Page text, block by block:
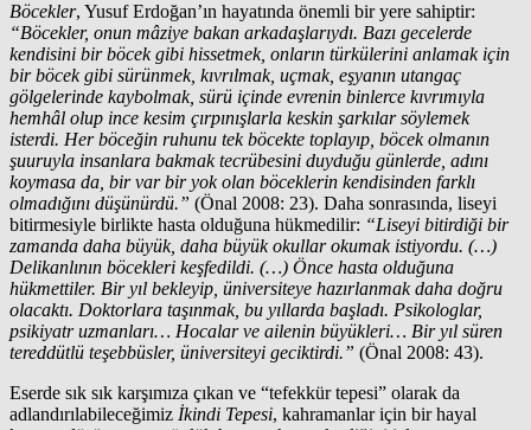
Böcekler, Yusuf Erdoğan’ın hayatında önemli bir yere sahiptir:
“Böcekler, onun mâziye bakan arkadaşlarıydı. Bazı gecelerde
kendisini bir böcek gibi hissetmek, onların türkülerini anlamak için
bir böcek gibi sürünmek, kıvrılmak, uçmak, eşyanın utangaç
gölgelerinde kaybolmak, sürü içinde evrenin binlerce kıvrımıyla
hemhâl olup ince kesim çırpınışlarla keskin şarkılar söylemek
isterdi. Her böceğin ruhunu tek böcekte toplayıp, böcek olmanın
şuuruyla insanlara bakmak tecrübesini duyduğu günlerde, adını
koymasa da, bir var bir yok olan böceklerin kendisinden farklı
olmadığını düşünürdü.” (Önal 2008: 23). Daha sonrasında, liseyi
bitirmesiyle birlikte hasta olduğuna hükmedilir: “Liseyi bitirdiği bir
zamanda daha büyük, daha büyük okullar okumak istiyordu. (…)
Delikanlının böcekleri keşfedildi. (…) Önce hasta olduğuna
hükmettiler. Bir yıl bekleyip, üniversiteye hazırlanmak daha doğru
olacaktı. Doktorlara taşınmak, bu yıllarda başladı. Psikologlar,
psikiyatr uzmanları… Hocalar ve ailenin büyükleri… Bir yıl süren
tereddütlü teşebbüsler, üniversiteyi geciktirdi.” (Önal 2008: 43).
Eserde sık sık karşımıza çıkan ve “tefekkür tepesi” olarak da
adlandırılabileceğimiz İkindi Tepesi, kahramanlar için bir hayal